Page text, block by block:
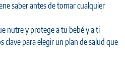
saber antes de tomar cualquier
nutre y protege a tu bebé y a ti
clave para elegir un plan de salud que